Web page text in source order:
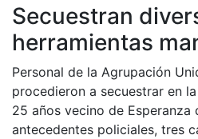
Secuestran
herramientas
Personal de la Agrupación
procedieron a secuestrar en
25 años vecino de Esperanza
antecedentes policiales, tres